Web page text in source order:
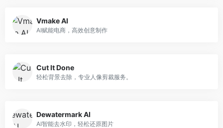
Vmake AI
AI赋能电商，高效创意制作
Cut It Done
轻松背景去除，专业人像剪裁服务。
Dewatermark AI
AI智能去水印，轻松还原图片